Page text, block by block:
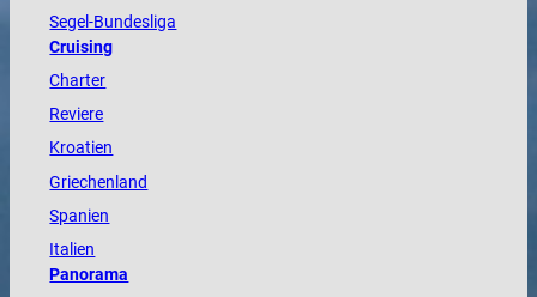
Segel-Bundesliga
Cruising
Charter
Reviere
Kroatien
Griechenland
Spanien
Italien
Panorama